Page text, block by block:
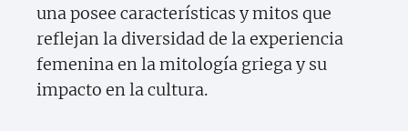
una posee características y mitos que
reflejan la diversidad de la experiencia
femenina en la mitología griega y su
impacto en la cultura.